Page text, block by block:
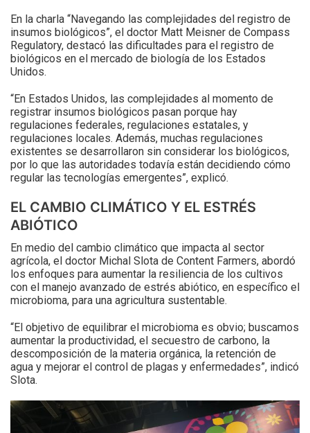
En la charla “Navegando las complejidades del registro de
insumos biológicos”, el doctor Matt Meisner de Compass
Regulatory, destacó las dificultades para el registro de
biológicos en el mercado de biología de los Estados
Unidos.
“En Estados Unidos, las complejidades al momento de
registrar insumos biológicos pasan porque hay
regulaciones federales, regulaciones estatales, y
regulaciones locales. Además, muchas regulaciones
existentes se desarrollaron sin considerar los biológicos,
por lo que las autoridades todavía están decidiendo cómo
regular las tecnologías emergentes”, explicó.
EL CAMBIO CLIMÁTICO Y EL ESTRÉS
ABIÓTICO
En medio del cambio climático que impacta al sector
agrícola, el doctor Michal Slota de Content Farmers, abordó
los enfoques para aumentar la resiliencia de los cultivos
con el manejo avanzado de estrés abiótico, en específico el
microbioma, para una agricultura sustentable.
“El objetivo de equilibrar el microbioma es obvio; buscamos
aumentar la productividad, el secuestro de carbono, la
descomposición de la materia orgánica, la retención de
agua y mejorar el control de plagas y enfermedades”, indicó
Slota.